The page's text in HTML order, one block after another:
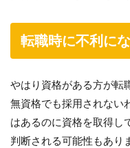
転職時に不利に
やはり資格がある方が転
無資格でも採用されない
はあるのに資格を取得し
判断される可能性もあり